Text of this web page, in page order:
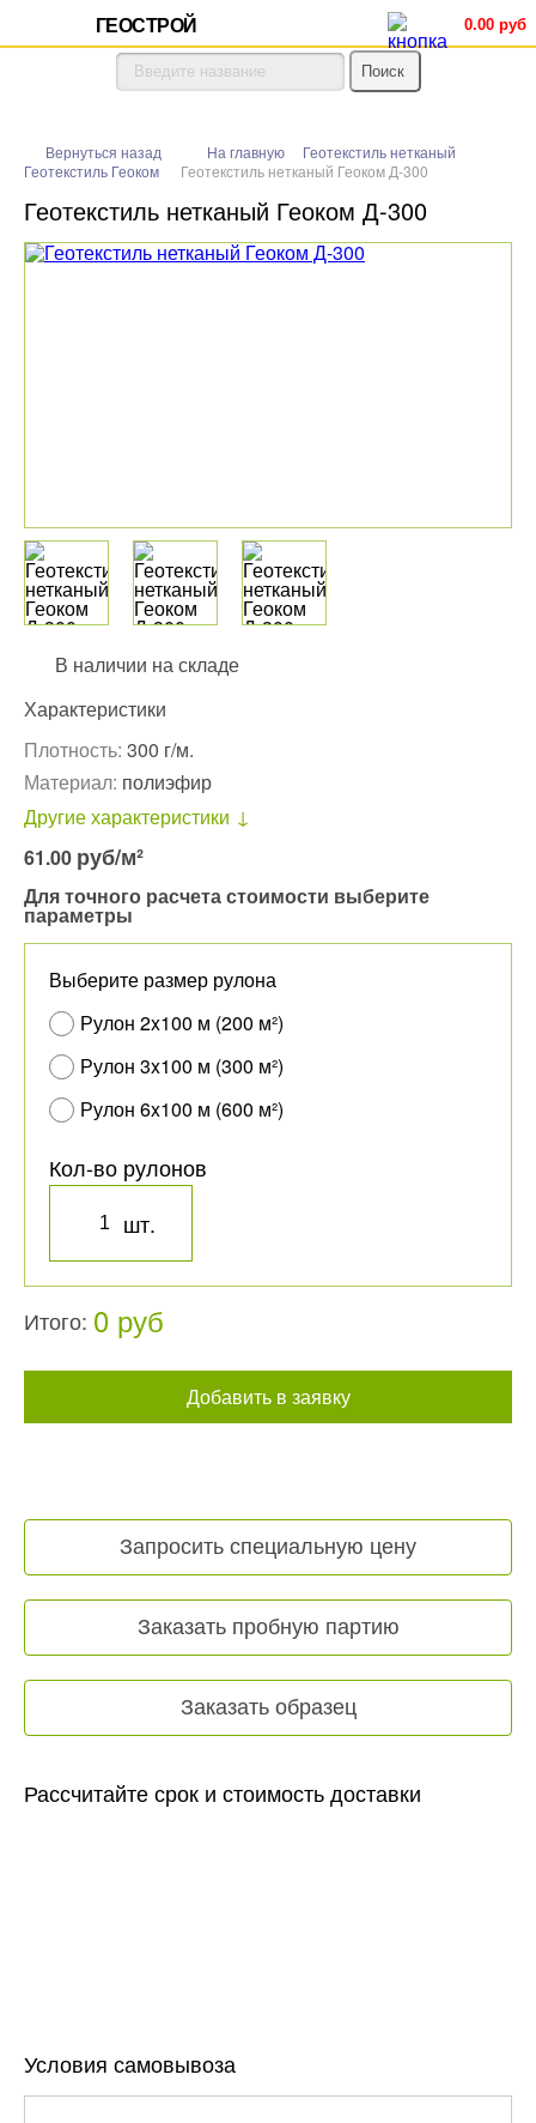
ГЕОСТРОЙ 0.00 руб
Вернуться назад На главную
Геотекстиль нетканый
Геотекстиль Геоком
Геотекстиль нетканый Геоком Д-300
Геотекстиль нетканый Геоком Д-300
В наличии на складе
Характеристики
Плотность: 300 г/м.
Материал: полиэфир
Другие характеристики
61.00 руб/м²
Для точного расчета стоимости выберите
параметры
Выберите размер рулона
Рулон 2x100 м (200 м²)
Рулон 3x100 м (300 м²)
Рулон 6x100 м (600 м²)
Кол-во рулонов
шт.
Итого: 0 руб
Добавить в заявку
Запросить специальную цену
Заказать пробную партию
Заказать образец
Рассчитайте срок и стоимость доставки
Условия самовывоза